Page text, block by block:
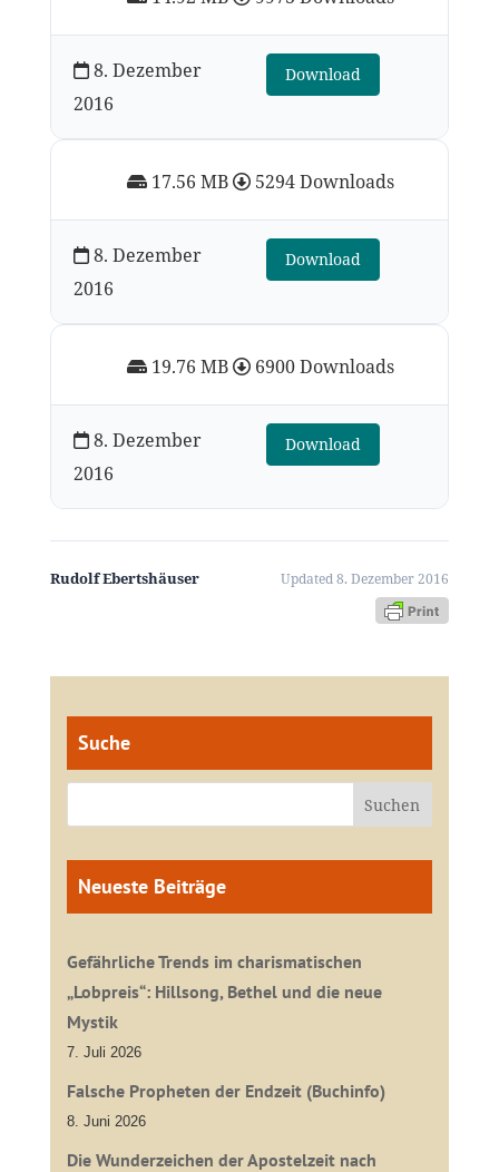
8. Dezember
2016
Download
19.76 MB 6900 Downloads
8. Dezember
2016
Download
17.56 MB 5294 Downloads
8. Dezember
2016
Download
Rudolf Ebertshäuser Updated 8. Dezember 2016
Suche
Neueste Beiträge
Gefährliche Trends im charismatischen
„Lobpreis“: Hillsong, Bethel und die neue
Mystik
7. Juli 2026
Falsche Propheten der Endzeit (Buchinfo)
8. Juni 2026
Die Wunderzeichen der Apostelzeit nach